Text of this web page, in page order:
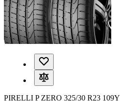
PIRELLI P ZERO 325/30 R23 109Y